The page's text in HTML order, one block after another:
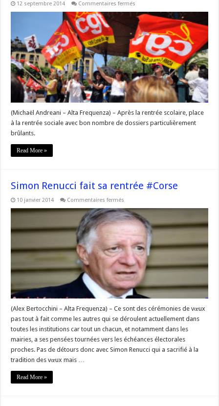
12 septembre 2014 Commentaires fermés
–
Rentrée
sociale
tendue
pour
syndicats
(Michaël Andreani – Alta Frequenza) – Après la rentrée scolaire, place
à la rentrée sociale avec bon nombre de dossiers particulièrement
brûlants.
Read More »
Simon Renucci fait sa rentrée #Corse
10 janvier 2014 Commentaires fermés
Renucci
fait
sa
rentrée
#Corse
(Alex Bertocchini – Alta Frequenza) – Ce sont des cérémonies de vœux
pas tout à fait comme les autres qui se déroulent actuellement dans
toutes les institutions car tout un chacun, et notamment dans les
mairies, a ses pensées tournées vers les échéances électorales
proches. Pas de détours donc avec Simon Renucci qui a sacrifié à la
tradition des vœux mais …
Read More »